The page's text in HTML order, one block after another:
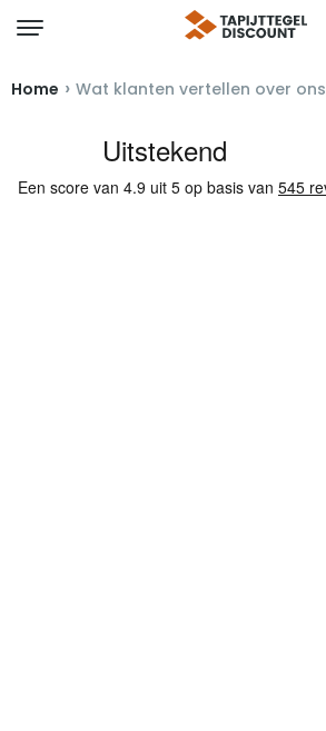
Home › Wat klanten vertellen over ons